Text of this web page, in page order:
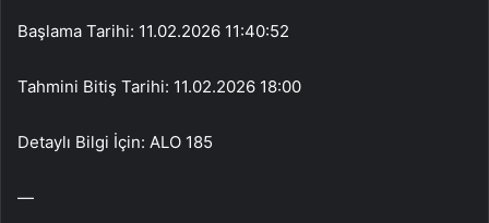
Başlama Tarihi: 11.02.2026 11:40:52
Tahmini Bitiş Tarihi: 11.02.2026 18:00
Detaylı Bilgi İçin: ALO 185
—